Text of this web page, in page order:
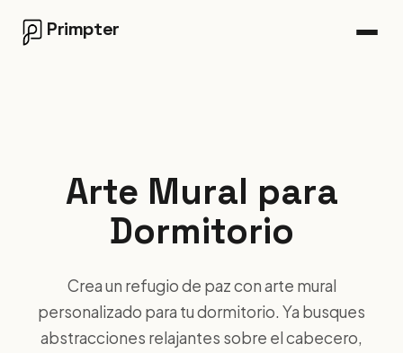
Primpter
Arte Mural para
Dormitorio
Crea un refugio de paz con arte mural
personalizado para tu dormitorio. Ya busques
abstracciones relajantes sobre el cabecero,